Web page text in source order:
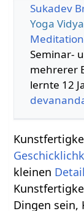
Sukadev
Yoga Vidya
Seminar-
mehrerer
lernte 12
kleinen
Dingen